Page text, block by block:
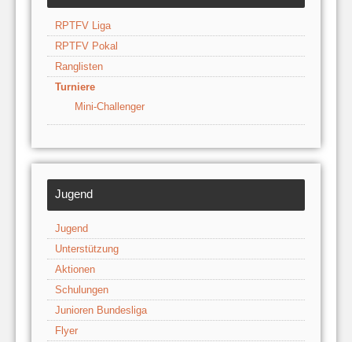
RPTFV Liga
RPTFV Pokal
Ranglisten
Turniere
Mini-Challenger
Jugend
Jugend
Unterstützung
Aktionen
Schulungen
Junioren Bundesliga
Flyer